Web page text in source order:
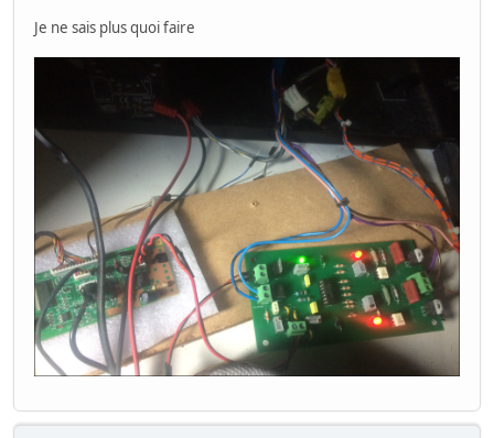
Je ne sais plus quoi faire